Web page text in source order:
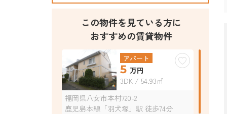
この物件を見ている方に
おすすめの賃貸物件
アパート
5 万円
3DK / 54.93㎡
福岡県八女市本村720-2
鹿児島本線「羽犬塚」駅 徒歩74分